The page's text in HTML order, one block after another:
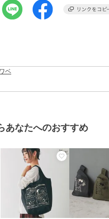
ピーナッツ
レディース
表地 ポリエステル100％ 裏地 ポリ
商品のお取り扱い方法
洗濯不可
中国
あなたへのおすすめ